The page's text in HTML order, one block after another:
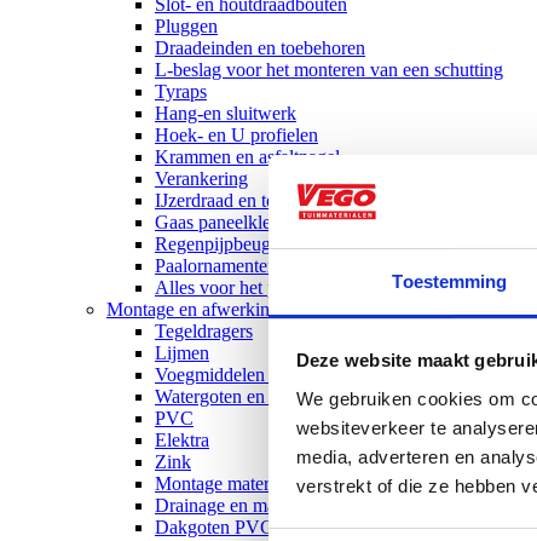
Toestemming
Deze website maakt
We gebruiken cookies om
websiteverkeer te
media, adverteren en
verstrekt of die ze hebben
Pluggen
Draadeinden en toebehoren
L-beslag voor het monteren van een schutting
Tyraps
Hang-en sluitwerk
Hoek- en U profielen
Krammen en asfaltnagel
Verankering
IJzerdraad en toebehoren
Gaas paneelklemmen
Regenpijpbeugels
Paalornamenten
Alles voor het plaatsen van een boom
Montage en afwerking
Tegeldragers
Lijmen
Voegmiddelen en accessoires
Watergoten en toebehoren
PVC
Elektra
Zink
Montage materiaal t.b.v overkapping
Drainage en mantelbuis
Dakgoten PVC